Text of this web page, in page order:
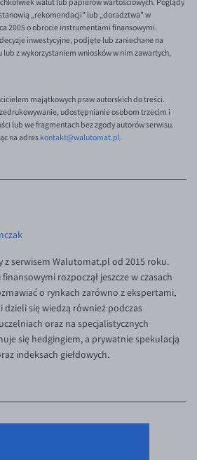
walut lub papierów wartościowych. Poglądy
„rekomendacji" lub „doradztwa" w
2005 o obrocie instrumentami finansowymi.
inwestycyjne, podjęte lub zaniechane na
z wykorzystaniem wniosków w nim zawartych,
majątkowych praw autorskich do treści.
udostępnianie osobom trzecim i
lub we fragmentach bez zgody autorów serwisu.
na adres kontakt@walutomat.pl.
z serwisem Walutomat.pl od 2015 roku.
rozpoczął jeszcze w czasach
o rynkach zarówno z ekspertami,
się wiedzą również podczas
oraz na specjalistycznych
się hedgingiem, a prywatnie spekulacją
indeksach giełdowych.